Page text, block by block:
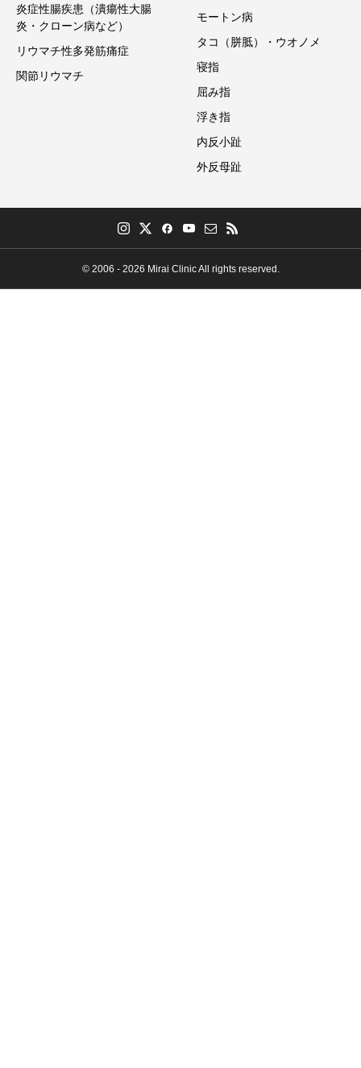
炎症性腸疾患（潰瘍性大腸
炎・クローン病など）
リウマチ性多発筋痛症
関節リウマチ
モートン病
タコ（胼胝）・ウオノメ
寝指
屈み指
浮き指
内反小趾
外反母趾
© 2006 - 2026 Mirai Clinic All rights reserved.